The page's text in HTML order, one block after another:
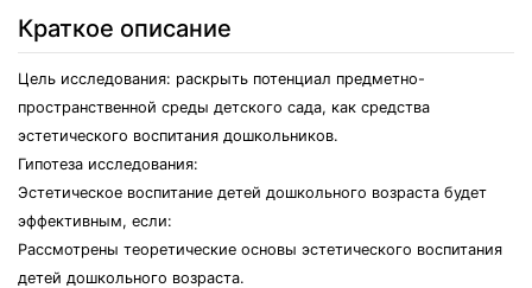
Краткое описание
Цель исследования: раскрыть потенциал предметно-
пространственной среды детского сада, как средства
эстетического воспитания дошкольников.
Гипотеза исследования:
Эстетическое воспитание детей дошкольного возраста будет
эффективным, если:
Рассмотрены теоретические основы эстетического воспитания
детей дошкольного возраста.